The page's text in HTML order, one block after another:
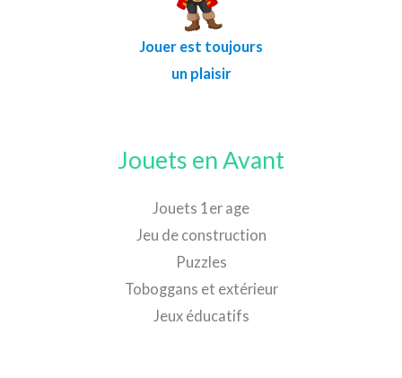
Jouer est toujours
un plaisir
Jouets en Avant
Jouets 1er age
Jeu de construction
Puzzles
Toboggans et extérieur
Jeux éducatifs